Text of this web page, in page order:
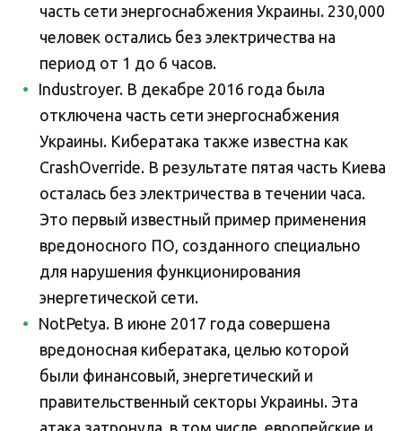
часть сети энергоснабжения Украины. 230,000
человек остались без электричества на
период от 1 до 6 часов.
Industroyer. В декабре 2016 года была
отключена часть сети энергоснабжения
Украины. Кибератака также известна как
CrashOverride. В результате пятая часть Киева
осталась без электричества в течении часа.
Это первый известный пример применения
вредоносного ПО, созданного специально
для нарушения функционирования
энергетической сети.
NotPetya. В июне 2017 года совершена
вредоносная кибератака, целью которой
были финансовый, энергетический и
правительственный секторы Украины. Эта